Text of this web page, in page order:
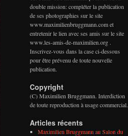
double mission: compléter la publication
de ses photographies sur le site
www.maximilienbruggmann.com et
entretenir le lien avec ses amis sur le site
www.les-amis-de-maximilien.org .
Inscrivez-vous dans la case ci-dessous
pour être prévenu de toute nouvelle
publication.
Copyright
(C) Maximilien Bruggmann. Interdiction
de toute reproduction à usage commercial.
Articles récents
Maximilien Bruggmann au Salon du